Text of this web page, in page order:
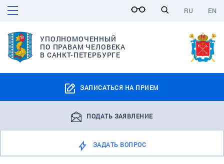
EN
RU
УПОЛНОМОЧЕННЫЙ
ПО ПРАВАМ ЧЕЛОВЕКА
В САНКТ-ПЕТЕРБУРГЕ
ЗАПИСАТЬСЯ НА ПРИЕМ
ПОДАТЬ ЗАЯВЛЕНИЕ
ЗАДАТЬ ВОПРОС